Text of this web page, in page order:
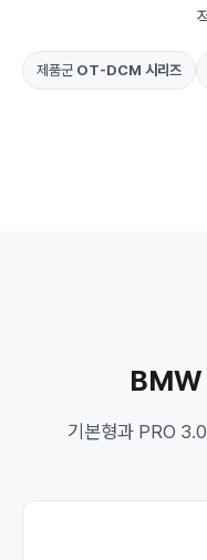
제품군 OT-DCM 시리즈
BMW
기본형과 PRO